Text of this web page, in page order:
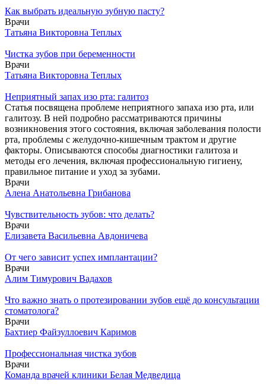
Как выбрать идеальную зубную пасту?
Врачи
Татьяна Викторовна Теплых
Чистка зубов при беременности
Врачи
Татьяна Викторовна Теплых
Неприятный запах изо рта: галитоз
Статья посвящена проблеме неприятного запаха изо рта, или
галитозу. В ней подробно рассматриваются причины
возникновения этого состояния, включая заболевания полости
рта, проблемы с желудочно-кишечным трактом и другие
факторы. Описываются способы диагностики галитоза и
методы его лечения, включая профессиональную гигиену,
правильное питание и уход за зубами.
Врачи
Алена Анатольевна Грибанова
Чувствительность зубов: что делать?
Врачи
Елизавета Васильевна Авдоничева
От чего зависит успех имплантации?
Врачи
Алим Тимурович Вадахов
Что важно знать о протезировании зубов ещё до консультации
стоматолога?
Врачи
Бахтиер Файзуллоевич Каримов
Профессиональная чистка зубов
Врачи
Команда врачей клиники Белая Медведица